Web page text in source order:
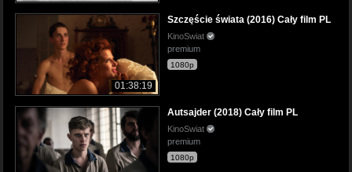
01:38:19
Szczęście świata (2016) Cały film PL
KinoSwiat
premium
1080p
Autsajder (2018) Cały film PL
KinoSwiat
premium
1080p